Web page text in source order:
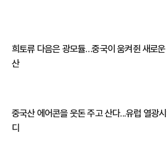
희토류 다음은 광모듈…중국이 움켜쥔 새로
산
중국산 에어콘을 웃돈 주고 산다...유럽 열광시
디